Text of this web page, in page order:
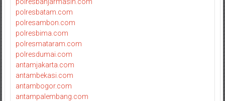
polresbatam.com
polresambon.com
polresbima.com
polresmataram.com
polresdumai.com
antamjakarta.com
antambekasi.com
antambogor.com
antampalembang.com